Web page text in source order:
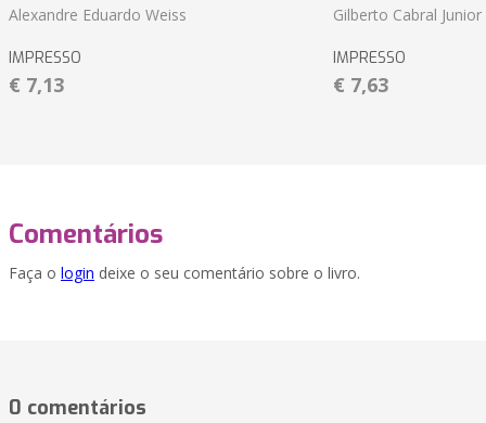
Alexandre Eduardo Weiss
IMPRESSO
€ 7,13
Gilberto Cabral Junior
IMPRESSO
€ 7,63
Comentários
Faça o login deixe o seu comentário sobre o livro.
0 comentários